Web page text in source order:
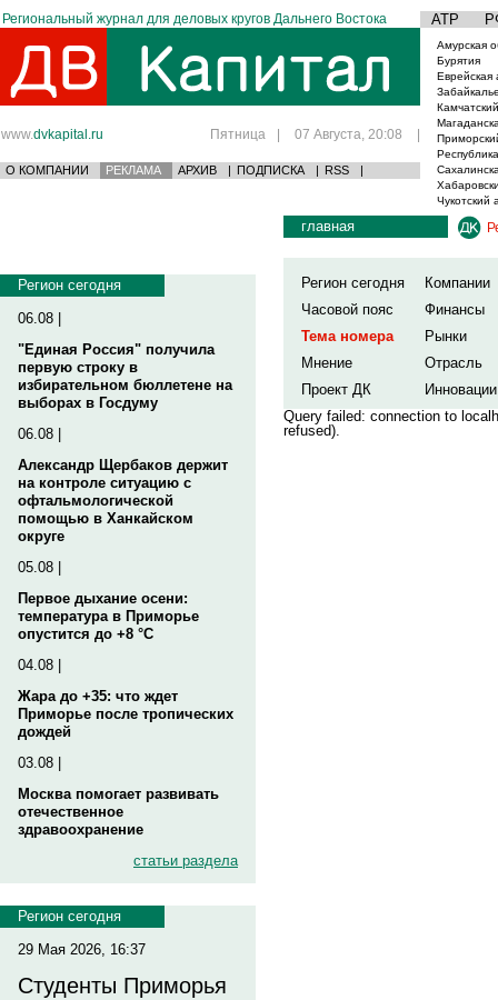
Региональный журнал для деловых кругов Дальнего Востока АТР
www.dvkapital.ru Пятница | 07 Августа, 20:08 |
О КОМПАНИИ РЕКЛАМА АРХИВ | ПОДПИСКА | RSS |
Амурская
Бурятия
Еврейская
Чукотский
Регион сегодня
06.08 |
"Единая Россия" получила
первую строку в
избирательном бюллетене на
выборах в Госдуму
06.08 |
Александр Щербаков держит
на контроле ситуацию с
офтальмологической
помощью в Ханкайском
округе
05.08 |
Первое дыхание осени:
температура в Приморье
опустится до +8 °C
04.08 |
Жара до +35: что ждет
Приморье после тропических
дождей
03.08 |
Москва помогает развивать
отечественное
здравоохранение
статьи раздела
Регион сегодня
29 Мая 2026, 16:37
Студенты Приморья
главная
Регион сегодня
Компании
Часовой пояс
Финансы
Тема номера
Рынки
Мнение
Отрасль
Проект ДК
Инновации
Query failed: connection to
refused).